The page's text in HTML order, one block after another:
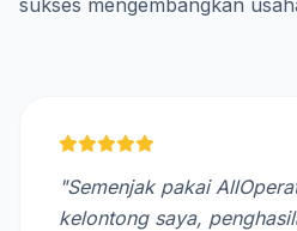
sukses mengembangkan
"Semenjak pakai
kelontong saya,